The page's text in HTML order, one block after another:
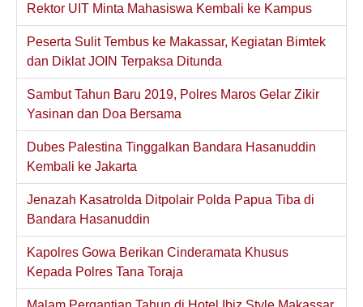
Rektor UIT Minta Mahasiswa Kembali ke Kampus
Peserta Sulit Tembus ke Makassar, Kegiatan Bimtek
dan Diklat JOIN Terpaksa Ditunda
Sambut Tahun Baru 2019, Polres Maros Gelar Zikir
Yasinan dan Doa Bersama
Dubes Palestina Tinggalkan Bandara Hasanuddin
Kembali ke Jakarta
Jenazah Kasatrolda Ditpolair Polda Papua Tiba di
Bandara Hasanuddin
Kapolres Gowa Berikan Cinderamata Khusus
Kepada Polres Tana Toraja